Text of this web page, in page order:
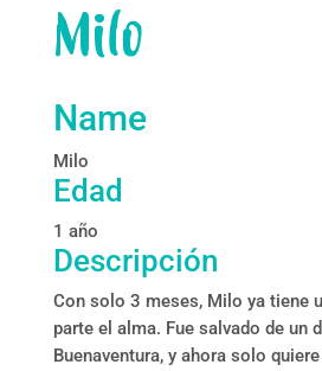
Milo
Name
Milo
Edad
1 año
Descripción
Con solo 3 meses, Milo ya tiene
parte el alma. Fue salvado de un
Buenaventura, y ahora solo